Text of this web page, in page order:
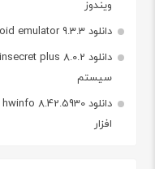
ویندوز
دانلود memu android emulator 9.3.3 شبیه ساز اندروید در ویندوز
سیستم
افزار